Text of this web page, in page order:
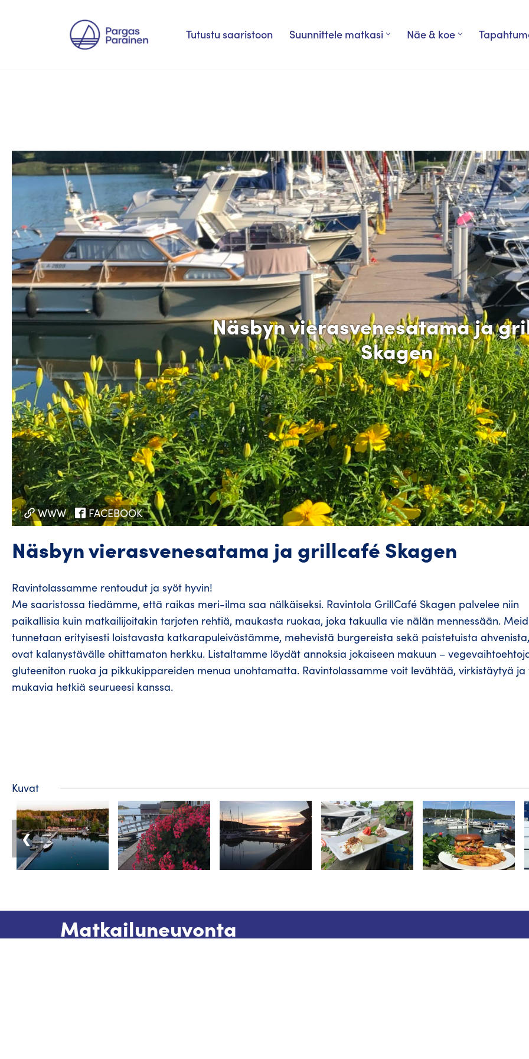
Tutustu saaristoon Suunnittele matkasi Näe & koe
Näsbyn vierasvenesatama ja
Skagen
WWW FACEBOOK
Näsbyn vierasvenesatama ja grillcafé Skagen
Ravintolassamme rentoudut ja syöt hyvin!
Me saaristossa tiedämme, että raikas meri-ilma saa nälkäiseksi. Ravintola GrillCafé Skagen palvelee niin
paikallisia kuin matkailijoitakin tarjoten rehtiä, maukasta ruokaa, joka takuulla vie nälän mennessään.
tunnetaan erityisesti loistavasta katkarapuleivästämme, mehevistä burgereista sekä paistetuista
ovat kalanystävälle ohittamaton herkku. Listaltamme löydät annoksia jokaiseen makuun –
gluteeniton ruoka ja pikkukippareiden menua unohtamatta. Ravintolassamme voit levähtää, virkistäytyä
mukavia hetkiä seurueesi kanssa.
Kuvat
❮
Matkailuneuvonta